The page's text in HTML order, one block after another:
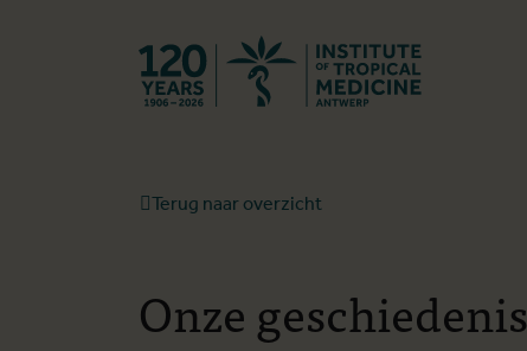
Terug naar overzicht
Onze geschiedenis